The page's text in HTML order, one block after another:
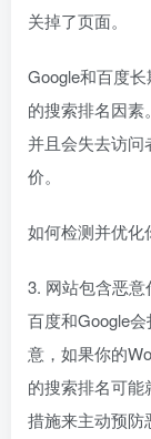
关掉了页面。
Google和百度
的搜索排名因素
并且会失去访问
价。
如何检测并优化
3. 网站包含恶意
百度和Google
意，如果你的
的搜索排名可
措施来主动预防